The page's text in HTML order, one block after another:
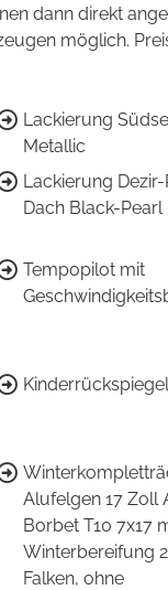
dann direkt
möglich.
Lackierung
Metallic
Lackierung
Dach Black-Pearl
Tempopilot mit
Kinderrückspiegel
Alufelgen 17 Zoll
Borbet T10 7x17
Winterbereifung
Falken, ohne